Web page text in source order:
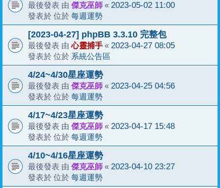
最後發表 由 傑克巫師 « 2023-05-02 11:00
發表於 位於 每週運勢
[2023-04-27] phpBB 3.3.10 完整包
最後發表 由心靈捕手 « 2023-04-27 08:05
發表於 位於 系統公告區
4/24~4/30星座運勢
最後發表 由 傑克巫師 « 2023-04-25 04:56
發表於 位於 每週運勢
4/17~4/23星座運勢
最後發表 由 傑克巫師 « 2023-04-17 15:48
發表於 位於 每週運勢
4/10~4/16星座運勢
最後發表 由 傑克巫師 « 2023-04-10 23:27
發表於 位於 每週運勢